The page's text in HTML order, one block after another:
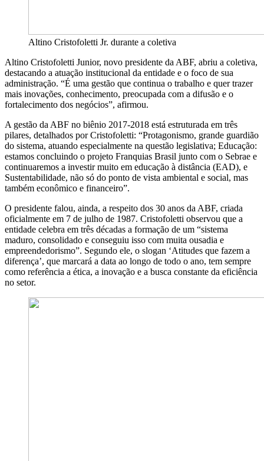
Altino Cristofoletti Jr. durante a coletiva
Altino Cristofoletti Junior, novo presidente da ABF, abriu a coletiva,
destacando a atuação institucional da entidade e o foco de sua
administração. “É uma gestão que continua o trabalho e quer trazer
mais inovações, conhecimento, preocupada com a difusão e o
fortalecimento dos negócios”, afirmou.
A gestão da ABF no biênio 2017-2018 está estruturada em três
pilares, detalhados por Cristofoletti: “Protagonismo, grande guardião
do sistema, atuando especialmente na questão legislativa; Educação:
estamos concluindo o projeto Franquias Brasil junto com o Sebrae e
continuaremos a investir muito em educação à distância (EAD), e
Sustentabilidade, não só do ponto de vista ambiental e social, mas
também econômico e financeiro”.
O presidente falou, ainda, a respeito dos 30 anos da ABF, criada
oficialmente em 7 de julho de 1987. Cristofoletti observou que a
entidade celebra em três décadas a formação de um “sistema
maduro, consolidado e conseguiu isso com muita ousadia e
empreendedorismo”. Segundo ele, o slogan ‘Atitudes que fazem a
diferença’, que marcará a data ao longo de todo o ano, tem sempre
como referência a ética, a inovação e a busca constante da eficiência
no setor.